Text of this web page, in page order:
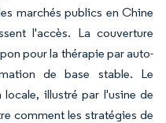
marchés publics en Chine
l'accès. La couverture
pour la thérapie par auto-
de base stable. Le
illustré par l'usine de
comment les stratégies de